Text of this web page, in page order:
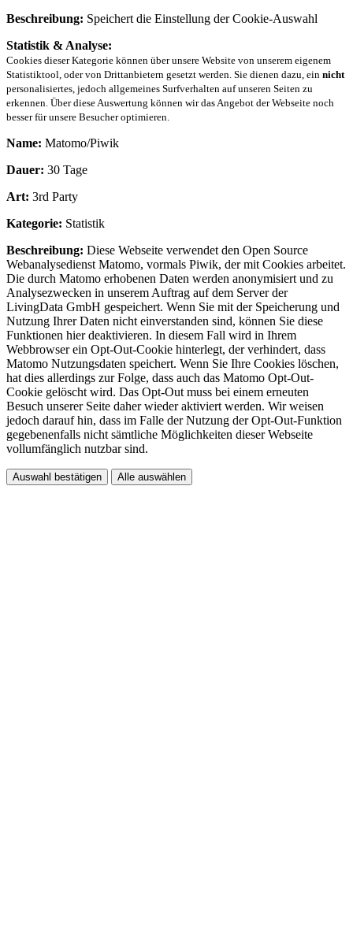
Beschreibung: Speichert die Einstellung der Cookie-Auswahl
Statistik & Analyse:
Cookies dieser Kategorie können über unsere Website von unserem eigenem
Statistiktool, oder von Drittanbietern gesetzt werden. Sie dienen dazu, ein nicht
personalisiertes, jedoch allgemeines Surfverhalten auf unseren Seiten zu
erkennen. Über diese Auswertung können wir das Angebot der Webseite noch
besser für unsere Besucher optimieren.
Name: Matomo/Piwik
Dauer: 30 Tage
Art: 3rd Party
Kategorie: Statistik
Beschreibung: Diese Webseite verwendet den Open Source
Webanalysedienst Matomo, vormals Piwik, der mit Cookies arbeitet.
Die durch Matomo erhobenen Daten werden anonymisiert und zu
Analysezwecken in unserem Auftrag auf dem Server der
LivingData GmbH gespeichert. Wenn Sie mit der Speicherung und
Nutzung Ihrer Daten nicht einverstanden sind, können Sie diese
Funktionen hier deaktivieren. In diesem Fall wird in Ihrem
Webbrowser ein Opt-Out-Cookie hinterlegt, der verhindert, dass
Matomo Nutzungsdaten speichert. Wenn Sie Ihre Cookies löschen,
hat dies allerdings zur Folge, dass auch das Matomo Opt-Out-
Cookie gelöscht wird. Das Opt-Out muss bei einem erneuten
Besuch unserer Seite daher wieder aktiviert werden. Wir weisen
jedoch darauf hin, dass im Falle der Nutzung der Opt-Out-Funktion
gegebenenfalls nicht sämtliche Möglichkeiten dieser Webseite
vollumfänglich nutzbar sind.
Auswahl bestätigen Alle auswählen